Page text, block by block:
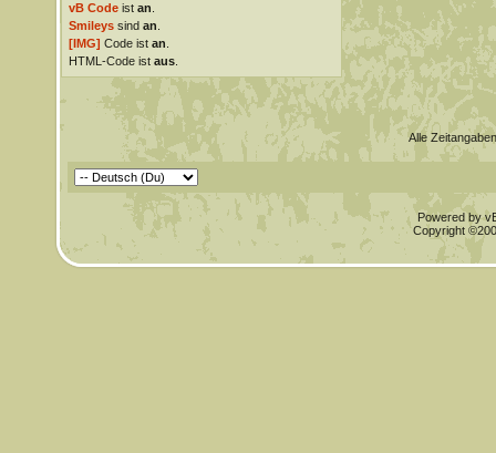
vB Codeist an
Smileyssind an
[IMG] Code ist an
HTML-Code ist aus.
Alle
Powered by
Copyright